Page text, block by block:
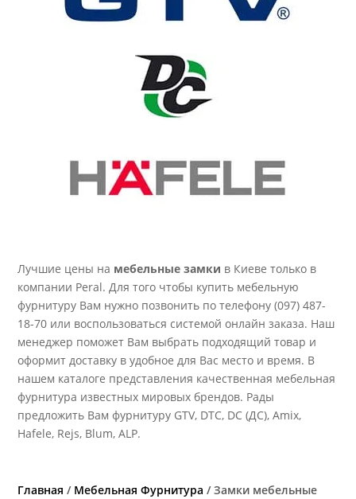
Лучшие цены на мебельные замки в Киеве только в
компании Peral. Для того чтобы купить мебельную
фурнитуру Вам нужно позвонить по телефону (097) 487-
18-70 или воспользоваться системой онлайн заказа. Наш
менеджер поможет Вам выбрать подходящий товар и
оформит доставку в удобное для Вас место и время. В
нашем каталоге представления качественная мебельная
фурнитура известных мировых брендов. Рады
предложить Вам фурнитуру GTV, DTC, DC (ДС), Amix,
Hafele, Rejs, Blum, ALP.
Главная / Мебельная Фурнитура / Замки мебельные